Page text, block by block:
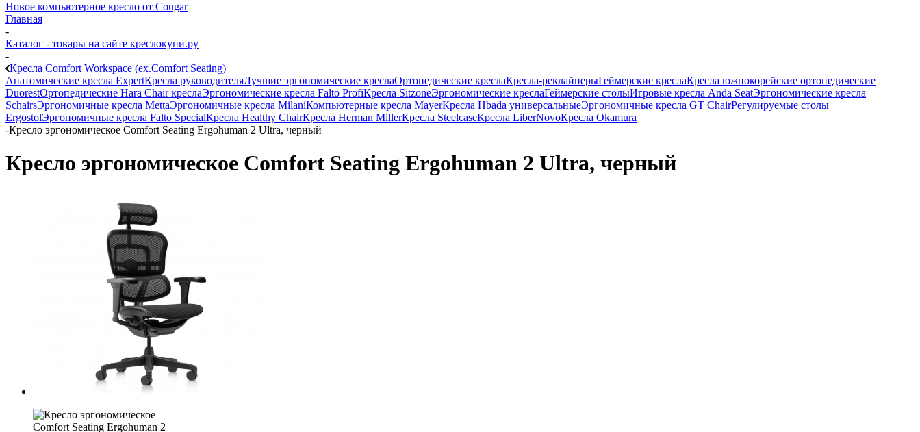
Новое компьютерное кресло от Cougar
Главная
-
Каталог - товары на сайте креслокупи.ру
-
Кресла Comfort Workspace (ex.Comfort Seating)
Анатомические кресла ExpertКресла руководителяЛучшие эргономические креслаОртопедические креслаКресла-реклайнерыГеймерские креслаКресла южнокорейские ортопедические
DuorestОртопедические Hara Chair креслаЭргономические кресла Falto ProfiКресла SitzoneЭргономические креслаГеймерские столыИгровые кресла Anda SeatЭргономические кресла
SchairsЭргономичные кресла MettaЭргономичные кресла MilaniКомпьютерные кресла MayerКресла Hbada универсальныеЭргономичные кресла GT ChairРегулируемые столы
ErgostolЭргономичные кресла Falto SpecialКресла Healthy ChairКресла Herman MillerКресла SteelcaseКресла LiberNovoКресла Okamura
-Кресло эргономическое Comfort Seating Ergohuman 2 Ultra, черный
Кресло эргономическое Comfort Seating Ergohuman 2 Ultra, черный